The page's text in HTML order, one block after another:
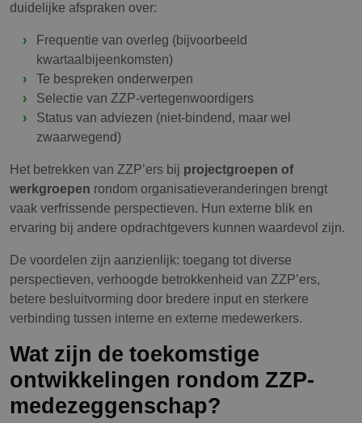
duidelijke afspraken over:
Frequentie van overleg (bijvoorbeeld
kwartaalbijeenkomsten)
Te bespreken onderwerpen
Selectie van ZZP-vertegenwoordigers
Status van adviezen (niet-bindend, maar wel
zwaarwegend)
Het betrekken van ZZP’ers bij projectgroepen of
werkgroepen rondom organisatieveranderingen brengt
vaak verfrissende perspectieven. Hun externe blik en
ervaring bij andere opdrachtgevers kunnen waardevol zijn.
De voordelen zijn aanzienlijk: toegang tot diverse
perspectieven, verhoogde betrokkenheid van ZZP’ers,
betere besluitvorming door bredere input en sterkere
verbinding tussen interne en externe medewerkers.
Wat zijn de toekomstige
ontwikkelingen rondom ZZP-
medezeggenschap?